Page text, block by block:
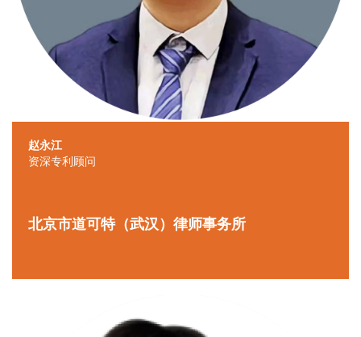
赵永江
资深专利顾问
北京市道可特（武汉）律师事务所